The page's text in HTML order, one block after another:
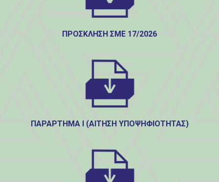
ΠΡΟΣΚΛΗΣΗ ΣΜΕ 17/2026
ΠΑΡΑΡΤΗΜΑ Ι (ΑΊΤΗΣΗ ΥΠΟΨΗΦΙΌΤΗΤΑΣ)